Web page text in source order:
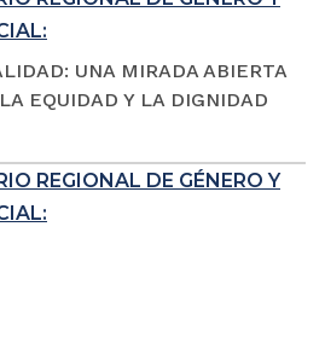
UNA MIRADA ABIERTA
EQUIDAD Y LA DIGNIDAD
REGIONAL DE GÉNERO Y